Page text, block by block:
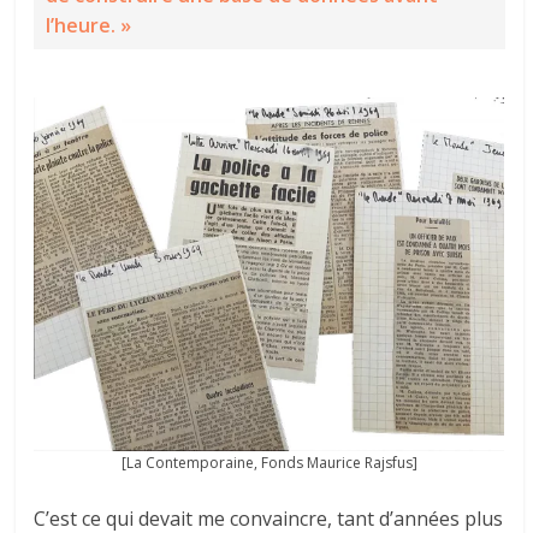
l’heure. »
[La Contemporaine, Fonds Maurice Rajsfus]
C’est ce qui devait me convaincre, tant d’années plus